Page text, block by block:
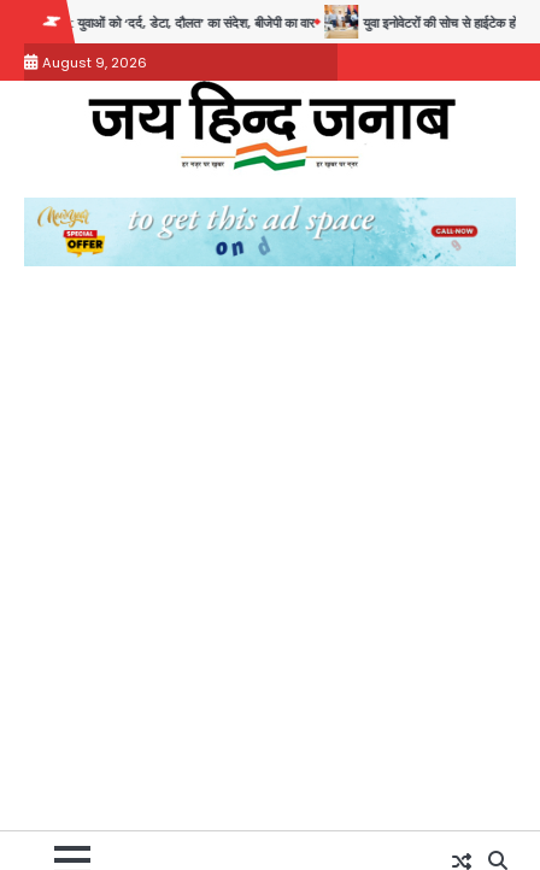
content
डेटा, दौलत’ का संदेश, बीजेपी का वार युवा इनोवेटरों की सोच से हाईटेक होगी दिल्ली पुलिस
August 9, 2026